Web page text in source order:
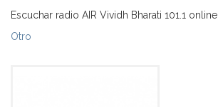
Escuchar radio AIR Vividh Bharati 101.1 online
Otro